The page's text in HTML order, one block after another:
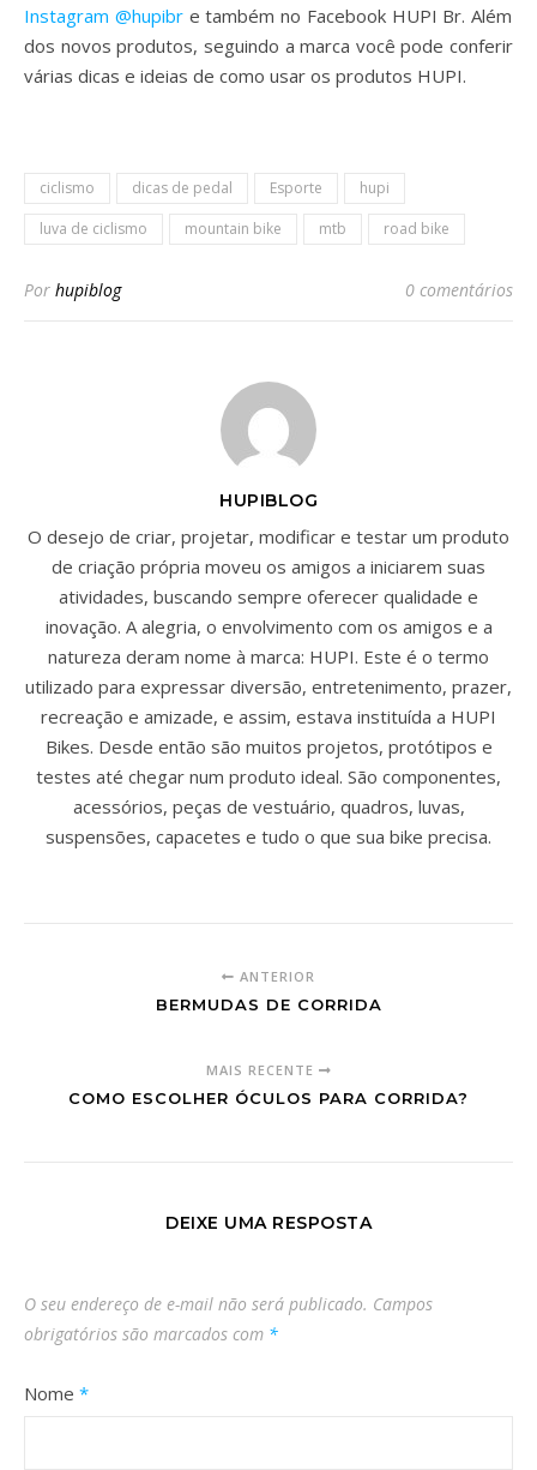
Instagram @hupibre também no Facebook HUPI Br. Além
dos novos produtos, seguindo a marca você pode conferir
várias dicas e ideias de como usar os produtos HUPI.
ciclismo dicas de pedal Esporte
hupi
luva de ciclismo
mountain bike mtb road bike
Por hupiblog 0 comentários
HUPIBLOG
O desejo de criar, projetar, modificar e testar um produto
de criação própria moveu os amigos a iniciarem suas
atividades, buscando sempre oferecer qualidade e
inovação. A alegria, o envolvimento com os amigos e a
natureza deram nome à marca: HUPI. Este é o termo
utilizado para expressar diversão, entretenimento, prazer,
recreação e amizade, e assim, estava instituída a HUPI
Bikes. Desde então são muitos projetos, protótipos e
testes até chegar num produto ideal. São componentes,
acessórios, peças de vestuário, quadros, luvas,
suspensões, capacetes e tudo o que sua bike precisa.
ANTERIOR
BERMUDAS DE CORRIDA
MAIS RECENTE
COMO ESCOLHER ÓCULOS PARA CORRIDA?
DEIXE UMA RESPOSTA
O seu endereço de e-mail não será publicado. Campos
obrigatórios são marcados com *
Nome *